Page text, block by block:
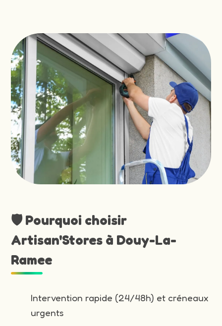
🛡️ Pourquoi choisir
Artisan'Stores à Douy-La-
Ramee
Intervention rapide (24/48h) et créneaux
urgents